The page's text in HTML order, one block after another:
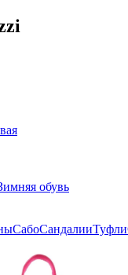
обувь
СабоСандалииТуфли